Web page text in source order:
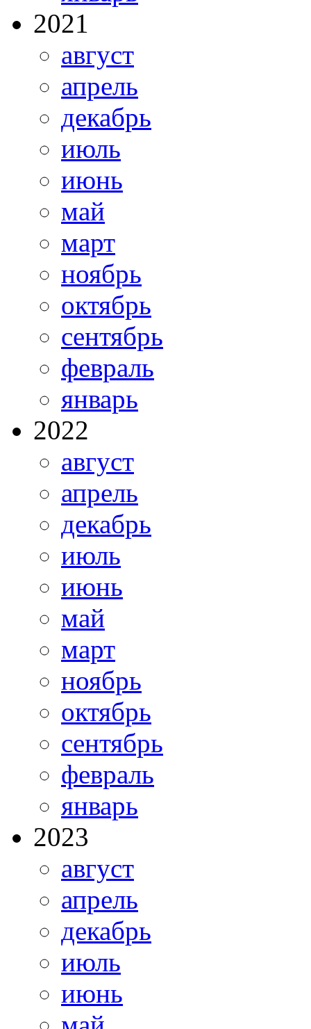
2021
август
апрель
декабрь
июль
июнь
май
март
ноябрь
октябрь
сентябрь
февраль
январь
2022
август
апрель
декабрь
июль
июнь
май
март
ноябрь
октябрь
сентябрь
февраль
январь
2023
август
апрель
декабрь
июль
июнь